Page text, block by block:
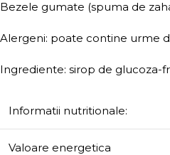
Bezele gumate (spuma de
Alergeni: poate contine urme
Ingrediente: sirop de glucoza-
Informatii nutritionale:
Valoare energetica